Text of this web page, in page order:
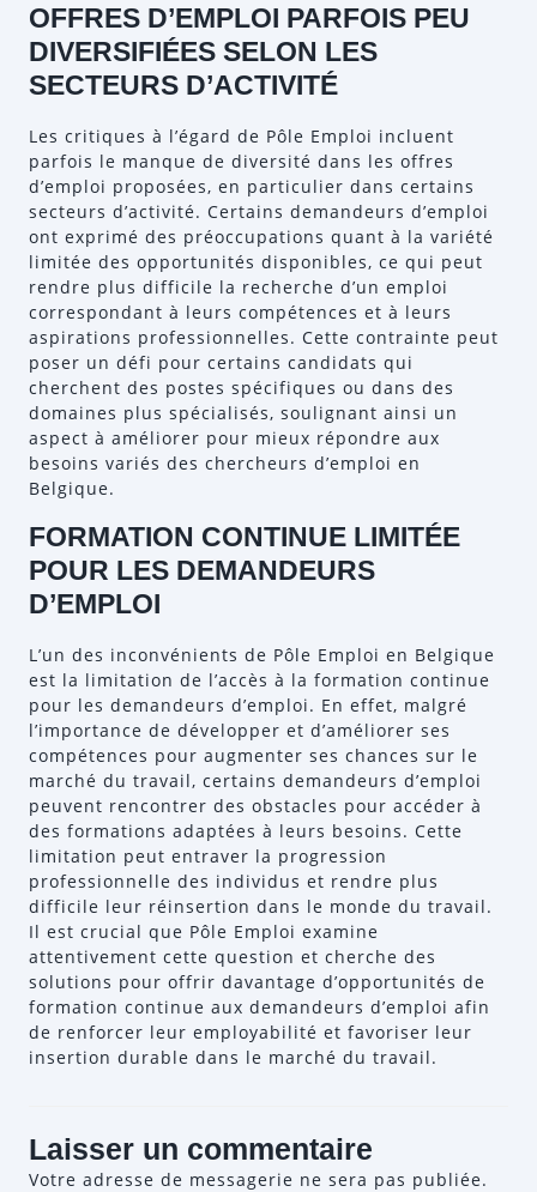
OFFRES D’EMPLOI PARFOIS PEU
DIVERSIFIÉES SELON LES
SECTEURS D’ACTIVITÉ
Les critiques à l’égard de Pôle Emploi incluent
parfois le manque de diversité dans les offres
d’emploi proposées, en particulier dans certains
secteurs d’activité. Certains demandeurs d’emploi
ont exprimé des préoccupations quant à la variété
limitée des opportunités disponibles, ce qui peut
rendre plus difficile la recherche d’un emploi
correspondant à leurs compétences et à leurs
aspirations professionnelles. Cette contrainte peut
poser un défi pour certains candidats qui
cherchent des postes spécifiques ou dans des
domaines plus spécialisés, soulignant ainsi un
aspect à améliorer pour mieux répondre aux
besoins variés des chercheurs d’emploi en
Belgique.
FORMATION CONTINUE LIMITÉE
POUR LES DEMANDEURS
D’EMPLOI
L’un des inconvénients de Pôle Emploi en Belgique
est la limitation de l’accès à la formation continue
pour les demandeurs d’emploi. En effet, malgré
l’importance de développer et d’améliorer ses
compétences pour augmenter ses chances sur le
marché du travail, certains demandeurs d’emploi
peuvent rencontrer des obstacles pour accéder à
des formations adaptées à leurs besoins. Cette
limitation peut entraver la progression
professionnelle des individus et rendre plus
difficile leur réinsertion dans le monde du travail.
Il est crucial que Pôle Emploi examine
attentivement cette question et cherche des
solutions pour offrir davantage d’opportunités de
formation continue aux demandeurs d’emploi afin
de renforcer leur employabilité et favoriser leur
insertion durable dans le marché du travail.
Laisser un commentaire
Votre adresse de messagerie ne sera pas publiée.